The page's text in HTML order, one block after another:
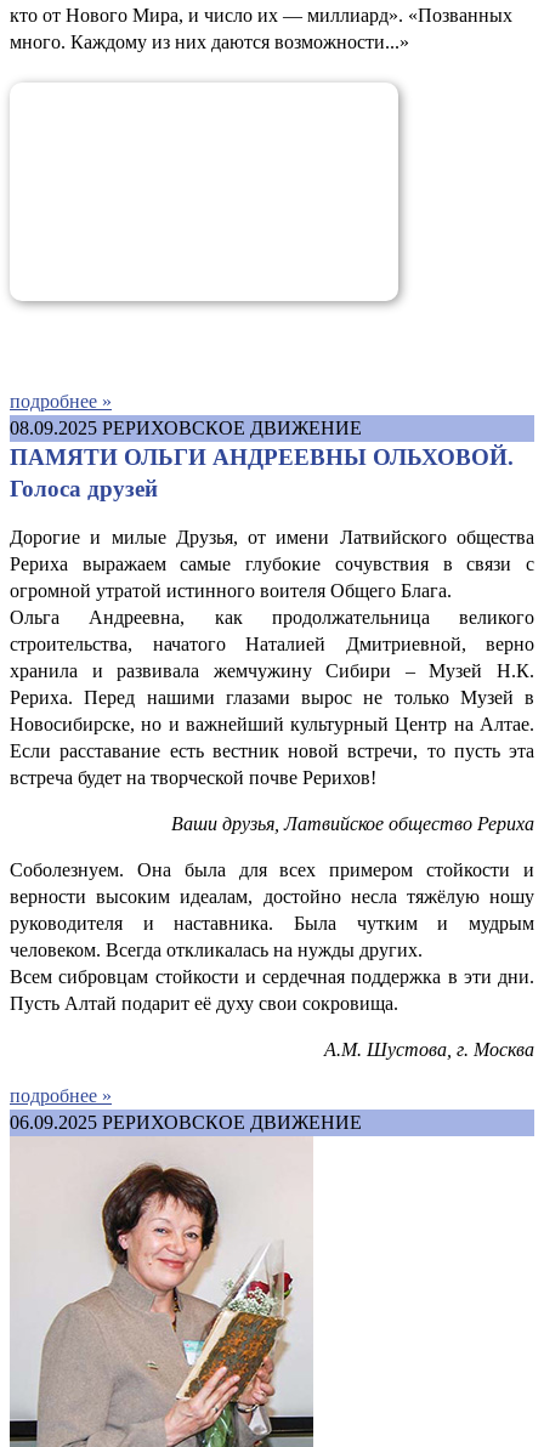
кто от Нового Мира, и число их — миллиард». «Позванных
много. Каждому из них даются возможности...»
подробнее »
08.09.2025 РЕРИХОВСКОЕ ДВИЖЕНИЕ
ПАМЯТИ ОЛЬГИ АНДРЕЕВНЫ ОЛЬХОВОЙ.
Голоса друзей
Дорогие и милые Друзья, от имени Латвийского общества
Рериха выражаем самые глубокие сочувствия в связи с
огромной утратой истинного воителя Общего Блага.
Ольга Андреевна, как продолжательница великого
строительства, начатого Наталией Дмитриевной, верно
хранила и развивала жемчужину Сибири – Музей Н.К.
Рериха. Перед нашими глазами вырос не только Музей в
Новосибирске, но и важнейший культурный Центр на Алтае.
Если расставание есть вестник новой встречи, то пусть эта
встреча будет на творческой почве Рерихов!
Ваши друзья, Латвийское общество Рериха
Соболезнуем. Она была для всех примером стойкости и
верности высоким идеалам, достойно несла тяжёлую ношу
руководителя и наставника. Была чутким и мудрым
человеком. Всегда откликалась на нужды других.
Всем сибровцам стойкости и сердечная поддержка в эти дни.
Пусть Алтай подарит её духу свои сокровища.
А.М. Шустова, г. Москва
подробнее »
06.09.2025 РЕРИХОВСКОЕ ДВИЖЕНИЕ